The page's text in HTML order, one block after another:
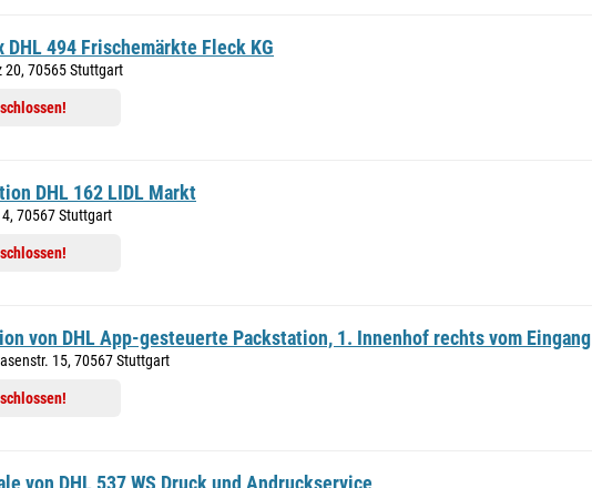
DHL 494 Frischemärkte Fleck KG
20, 70565 Stuttgart
DHL 162 LIDL Markt
70567 Stuttgart
von DHL App-gesteuerte Packstation, 1. Innenhof rechts vom Eingang
15, 70567 Stuttgart
von DHL 537 WS Druck und Andruckservice